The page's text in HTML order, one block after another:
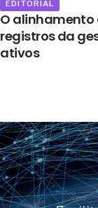
EDITORIAL
O alinhamento
registros da
ativos